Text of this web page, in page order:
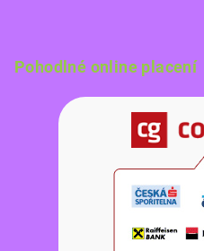
Pohodlné online placení